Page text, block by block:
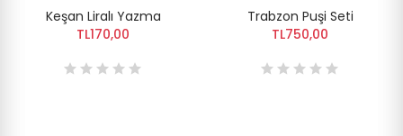
Keşan Liralı Yazma
TL170,00
Trabzon Puşi Seti
TL750,00